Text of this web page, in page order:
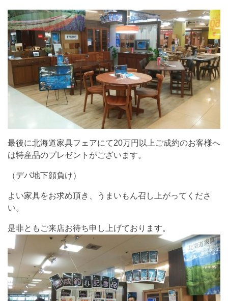
最後に北海道家具フェアにて20万円以上ご成約のお客様へ
は特産品のプレゼントがございます。
（デパ地下顔負け）
よい家具をお求め頂き、うまいもん召し上がってくださ
い。
是非ともご来店お待ち申し上げております。